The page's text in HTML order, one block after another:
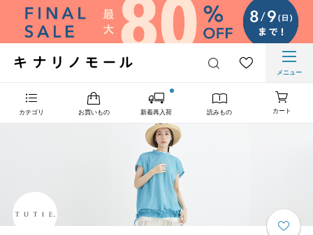
メニュー
カテゴリ お買いもの 新着再入荷 読みもの カート